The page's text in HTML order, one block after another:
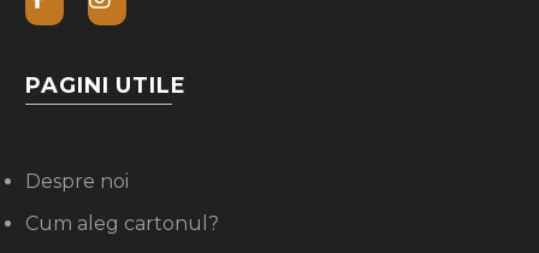
PAGINI UTILE
Despre noi
Cum aleg cartonul?